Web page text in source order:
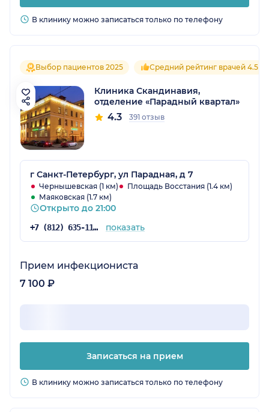
В клинику можно записаться только по телефону
Выбор пациентов 2025 Средний рейтинг врачей 4.5
Клиника Скандинавия,
отделение «Парадный квартал»
4.3 391 отзыв
г Санкт-Петербург, ул Парадная, д 7
Чернышевская (1 км)
Площадь Восстания (1.4 км)
Маяковская (1.7 км)
Открыто до 21:00
+7 (812) 635-11-79 показать
Прием инфекциониста
7 100 ₽
Записаться на прием
В клинику можно записаться только по телефону